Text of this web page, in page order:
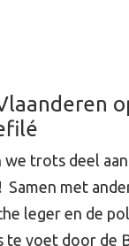
we trots deel
met
leger en de
te voet door de